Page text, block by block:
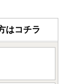
はコチラ